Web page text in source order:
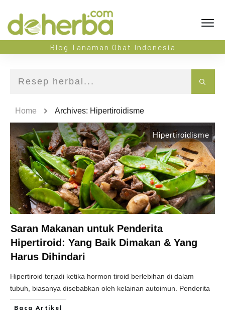
Blog Tanaman Obat Indonesia
Home Archives: Hipertiroidisme
Hipertiroidisme
Saran Makanan untuk Penderita
Hipertiroid: Yang Baik Dimakan & Yang
Harus Dihindari
Hipertiroid terjadi ketika hormon tiroid berlebihan di dalam
tubuh, biasanya disebabkan oleh kelainan autoimun. Penderita
Baca Artikel